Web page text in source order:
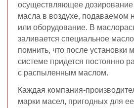
осуществляющее
масла в воздухе, подаваемом
или оборудование. В
заливается специальное
помнить, что после установки
системе придется постоянно
с распыленным маслом.
Каждая компания-
марки масел, пригодных для